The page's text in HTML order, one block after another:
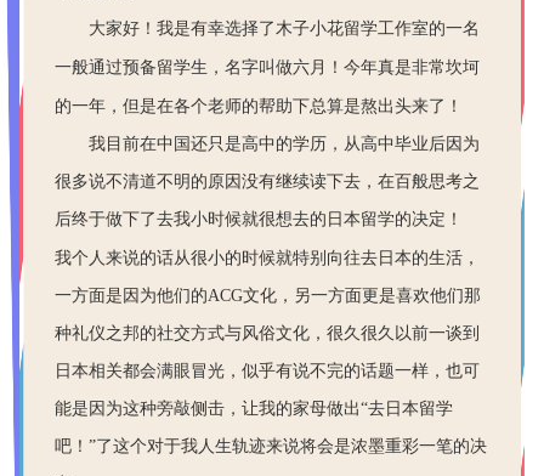
大家好 ！ 我是有幸选择了木子小花留学工作室的一名
一般通过预备留学生 ， 名字叫做六月 ！今年真是非常坎坷
的一年，但是在各个老师的帮助下总算是熬出头来了！
我目前在中国还只是高中的学历，从高中毕业后因为
很多说不清道不明的原因没有继续读下去，在百般思考之
后终于做下了去我小时候就很想去的日本留学的决定！
我个人来说的话从很小的时候就特别向往去日本的生活，
一方面是因为他们的ACG文化，另一方面更是喜欢他们那
种礼仪之邦的社交方式与风俗文化，很久很久以前一谈到
日本相关都会满眼冒光，似乎有说不完的话题一样，也可
能是因为这种旁敲侧击，让我的家母做出“去日本留学
吧！”了这个对于我人生轨迹来说将会是浓墨重彩一笔的决